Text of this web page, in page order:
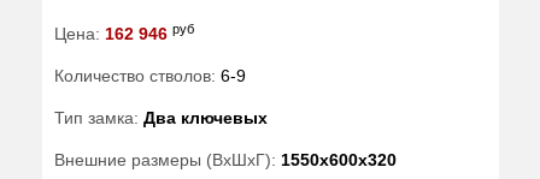
Цена: 162 946 руб
Количество стволов: 6-9
Тип замка: Два ключевых
Внешние размеры (ВхШхГ): 1550x600x320